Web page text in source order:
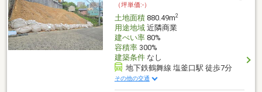
（坪単価:-）
土地面積880.49m2
用途地域近隣商業
建ぺい率80%
容積率300%
建築条件なし
地下鉄鶴舞線 塩釜口駅 徒歩7分
その他の交通